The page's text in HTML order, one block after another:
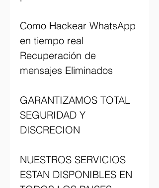
Como Hackear WhatsApp
Recuperación de
GARANTIZAMOS TOTAL
SEGURIDAD Y
NUESTROS SERVICIOS
ESTAN DISPONIBLES EN